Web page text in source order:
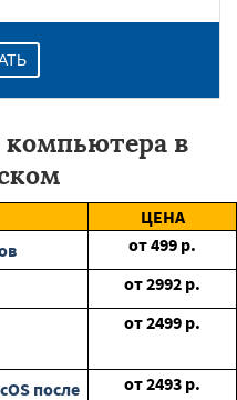
в
ЦЕНА
от499 р.
от2992 р.
от2499 р.
после
от2493 р.